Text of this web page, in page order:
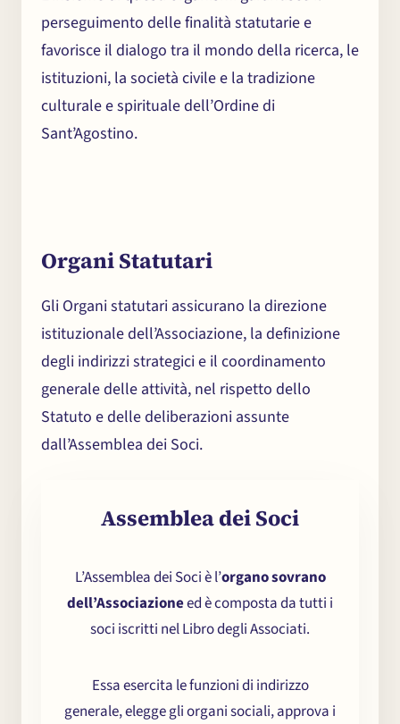
perseguimento delle finalità statutarie e
favorisce il dialogo tra il mondo della ricerca, le
istituzioni, la società civile e la tradizione
culturale e spirituale dell’Ordine di
Sant’Agostino.
Organi Statutari
Gli Organi statutari assicurano la direzione
istituzionale dell’Associazione, la definizione
degli indirizzi strategici e il coordinamento
generale delle attività, nel rispetto dello
Statuto e delle deliberazioni assunte
dall’Assemblea dei Soci.
Assemblea dei Soci
L’Assemblea dei Soci è l’organo sovrano
dell’Associazioneed è composta da tutti i
soci iscritti nel Libro degli Associati.
Essa esercita le funzioni di indirizzo
generale, elegge gli organi sociali, approva i